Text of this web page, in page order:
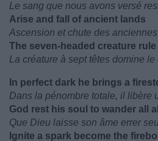
Le sang que nous avons versé
Arise and fall of ancient lands
Ascension et chute des
The seven-headed creature
La créature à sept têtes domine le
In perfect dark he brings a
Dans la pénombre totale, il libère
God rest his soul to wander all
Que Dieu laisse son âme errer
Ignite a spark become the